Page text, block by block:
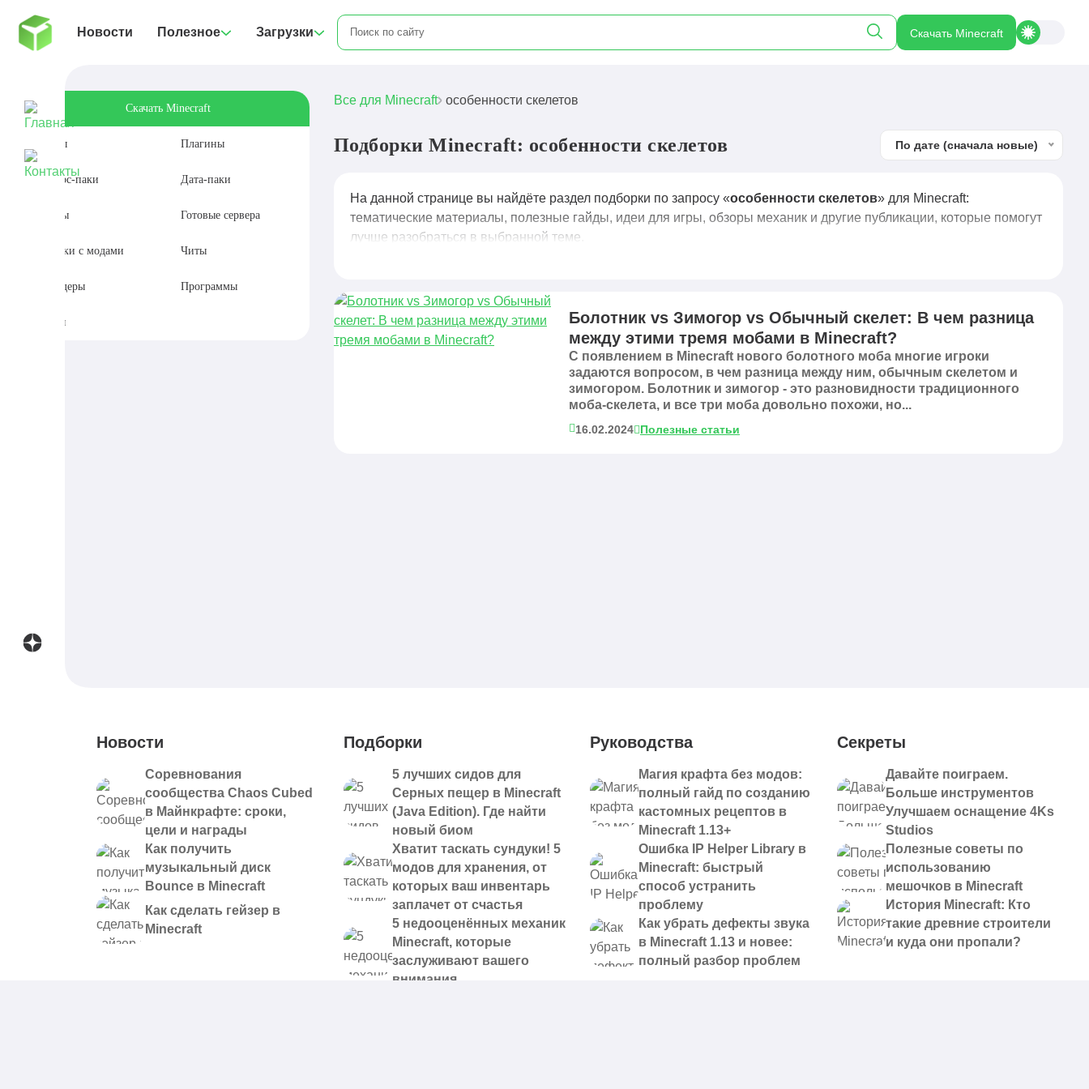
Новости Полезное Загрузки Скачать Minecraft
Скачать Minecraft
Моды Плагины
Ресурс-паки Дата-паки
Карты Готовые сервера
Сборки с модами Читы
Шейдеры Программы
Сиды
Все для Minecraft особенности скелетов
Подборки Minecraft: особенности скелетов По дате (сначала новые)
На данной странице вы найдёте раздел подборки по запросу «особенности скелетов» для Minecraft:
тематические материалы, полезные гайды, идеи для игры, обзоры механик и другие публикации, которые помогут
лучше разобраться в выбранной теме.
Болотник vs Зимогор vs Обычный скелет: В чем разница
между этими тремя мобами в Minecraft?
С появлением в Minecraft нового болотного моба многие игроки
задаются вопросом, в чем разница между ним, обычным скелетом и
зимогором. Болотник и зимогор - это разновидности традиционного
моба-скелета, и все три моба довольно похожи, но...
16.02.2024 Полезные статьи
Новости
Соревнования
сообщества Chaos Cubed
в Майнкрафте: сроки,
цели и награды
Как получить
музыкальный диск
Bounce в Minecraft
Как сделать гейзер в
Minecraft
Подборки
5 лучших сидов для
Серных пещер в Minecraft
(Java Edition). Где найти
новый биом
Хватит таскать сундуки! 5
модов для хранения, от
которых ваш инвентарь
заплачет от счастья
5 недооценённых механик
Minecraft, которые
заслуживают вашего
внимания
Руководства
Магия крафта без модов:
полный гайд по созданию
кастомных рецептов в
Minecraft 1.13+
Ошибка IP Helper Library в
Minecraft: быстрый
способ устранить
проблему
Как убрать дефекты звука
в Minecraft 1.13 и новее:
полный разбор проблем
Секреты
Давайте поиграем.
Больше инструментов
Улучшаем оснащение 4Ks
Studios
Полезные советы по
использованию
мешочков в Minecraft
История Minecraft: Кто
такие древние строители
и куда они пропали?